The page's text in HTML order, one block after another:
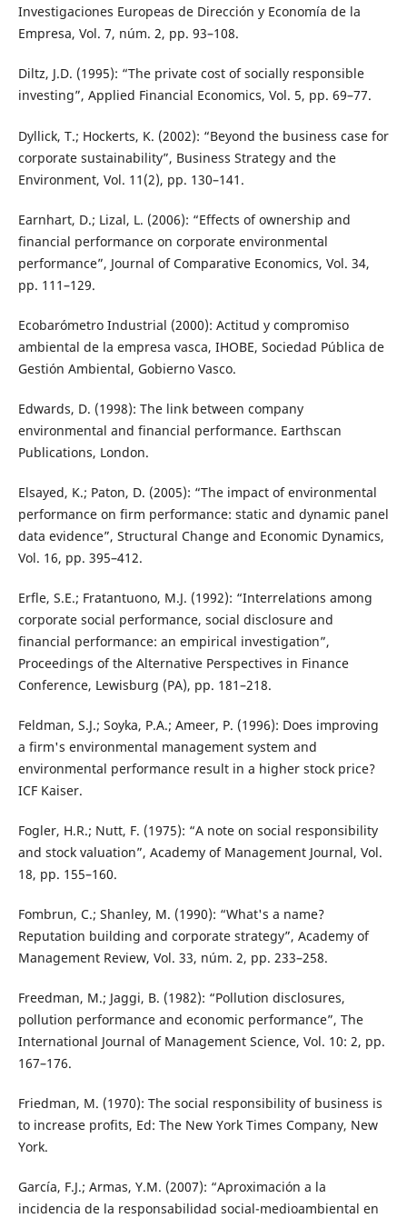
Investigaciones Europeas de Dirección y Economía de la
Empresa, Vol. 7, núm. 2, pp. 93–108.
Diltz, J.D. (1995): “The private cost of socially responsible
investing”, Applied Financial Economics, Vol. 5, pp. 69–77.
Dyllick, T.; Hockerts, K. (2002): “Beyond the business case for
corporate sustainability”, Business Strategy and the
Environment, Vol. 11(2), pp. 130–141.
Earnhart, D.; Lizal, L. (2006): “Effects of ownership and
financial performance on corporate environmental
performance”, Journal of Comparative Economics, Vol. 34,
pp. 111–129.
Ecobarómetro Industrial (2000): Actitud y compromiso
ambiental de la empresa vasca, IHOBE, Sociedad Pública de
Gestión Ambiental, Gobierno Vasco.
Edwards, D. (1998): The link between company
environmental and financial performance. Earthscan
Publications, London.
Elsayed, K.; Paton, D. (2005): “The impact of environmental
performance on firm performance: static and dynamic panel
data evidence”, Structural Change and Economic Dynamics,
Vol. 16, pp. 395–412.
Erfle, S.E.; Fratantuono, M.J. (1992): “Interrelations among
corporate social performance, social disclosure and
financial performance: an empirical investigation”,
Proceedings of the Alternative Perspectives in Finance
Conference, Lewisburg (PA), pp. 181–218.
Feldman, S.J.; Soyka, P.A.; Ameer, P. (1996): Does improving
a firm's environmental management system and
environmental performance result in a higher stock price?
ICF Kaiser.
Fogler, H.R.; Nutt, F. (1975): “A note on social responsibility
and stock valuation”, Academy of Management Journal, Vol.
18, pp. 155–160.
Fombrun, C.; Shanley, M. (1990): “What's a name?
Reputation building and corporate strategy”, Academy of
Management Review, Vol. 33, núm. 2, pp. 233–258.
Freedman, M.; Jaggi, B. (1982): “Pollution disclosures,
pollution performance and economic performance”, The
International Journal of Management Science, Vol. 10: 2, pp.
167–176.
Friedman, M. (1970): The social responsibility of business is
to increase profits, Ed: The New York Times Company, New
York.
García, F.J.; Armas, Y.M. (2007): “Aproximación a la
incidencia de la responsabilidad social-medioambiental en